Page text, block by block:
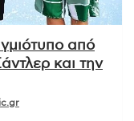
από
και την